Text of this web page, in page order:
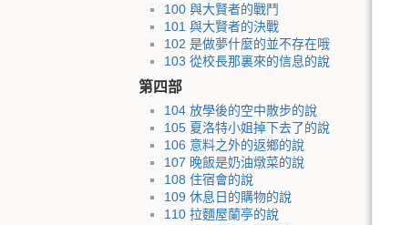
100 與大賢者的戰鬥
101 與大賢者的決戰
102 是做夢什麼的並不存在哦
103 從校長那裏來的信息的說
第四部
104 放學後的空中散步的說
105 夏洛特小姐掉下去了的說
106 意料之外的返鄉的說
107 晚飯是奶油燉菜的說
108 住宿會的說
109 休息日的購物的說
110 拉麵屋蘭亭的說